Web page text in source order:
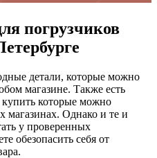
погрузчиков
детали, которые можно
магазине. Также есть
купить которые можно
магазинах. Однако и те и
у проверенных
обезопасить себя от